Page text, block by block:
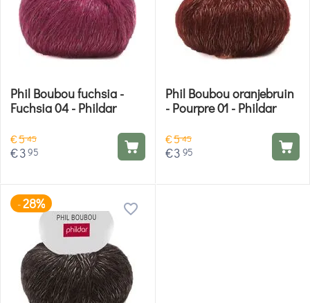
Phil Boubou fuchsia -
Fuchsia 04 - Phildar
€545
€395
Phil Boubou oranjebruin
- Pourpre 01 - Phildar
€545
€3 95
-28%